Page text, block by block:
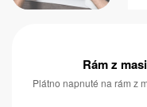
Rám z
Plátno napnuté na rám z